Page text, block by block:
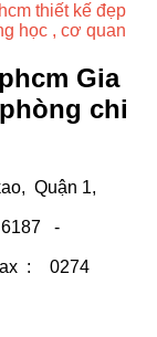
thiết kế đẹp
học , cơ quan
Gia
chi
Quận 1,
-
:
0274